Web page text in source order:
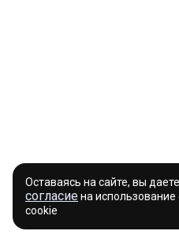
Оставаясь на сайте, вы даете
согласиена
cookie